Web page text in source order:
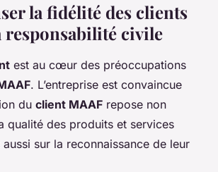
la fidélité des clients
responsabilité civile
est au cœur des préoccupations
. L’entreprise est convaincue
du client MAAF repose non
qualité des produits et services
sur la reconnaissance de leur